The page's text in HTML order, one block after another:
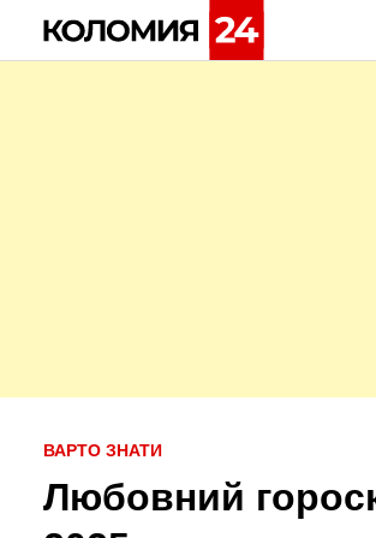
P
o
s
ВАРТО ЗНАТИ
Любовний